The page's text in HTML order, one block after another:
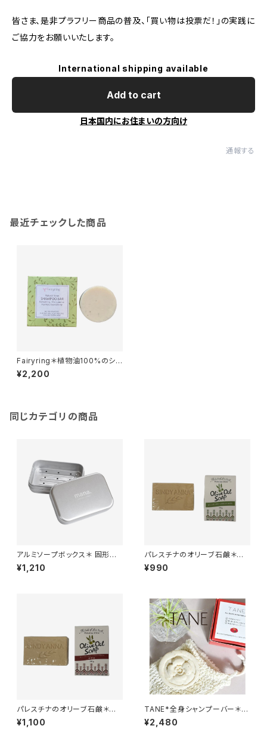
皆さま、是非プラフリー商品の普及、「買い物は投票だ！」の実践に
ご協力をお願いいたします。
International shipping available
Add to cart
日本国内にお住まいの方向け
通報する
最近チェックした商品
Fairyring＊植物油100%のシャ
ンプーバー＊無添加＊リフレッシ
ング＊コールドプロセス製法でじ
¥2,200
同じカテゴリの商品
アルミソープボックス＊ 固形石
鹸やシャンプーバーを持ち運び
に＊軽量＊コンパクト＊
¥1,210
パレスチナのオリーブ石鹸＊食
用ヴァージン＊オリーブオイル
だけを原料とした貴重なオリー
¥990
パレスチナのオリーブ石鹸＊ザ
クロ入り＊食用ヴァージン＊オリ
ーブオイルだけを原料とした貴
¥1,100
TANE*全身シャンプーバー＊
髪・顔・アトピーの息子のために
ママが作りました＊
¥2,480